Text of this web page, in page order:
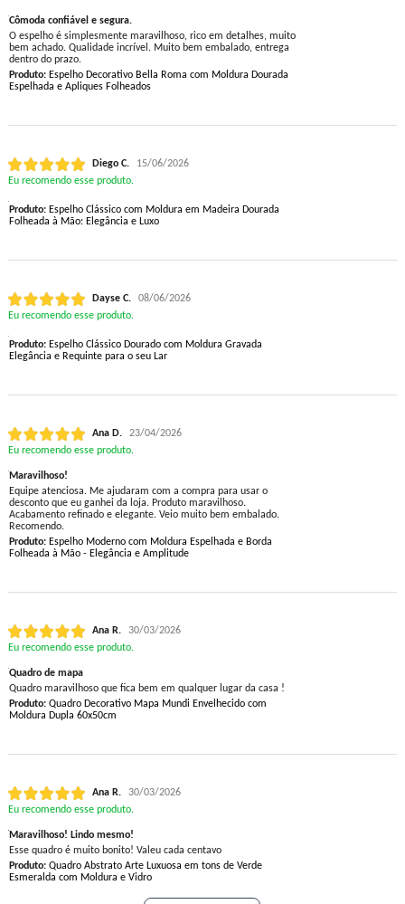
Cômoda confiável e segura.
O espelho é simplesmente maravilhoso, rico em detalhes, muito
bem achado. Qualidade incrível. Muito bem embalado, entrega
dentro do prazo.
Produto:Espelho Decorativo Bella Roma com Moldura Dourada
Espelhada e Apliques Folheados
Diego C.
15/06/2026
Eu recomendo esse produto.
Produto:Espelho Clássico com Moldura em Madeira Dourada
Folheada à Mão: Elegância e Luxo
Dayse C.
08/06/2026
Eu recomendo esse produto.
Produto:Espelho Clássico Dourado com Moldura Gravada
Elegância e Requinte para o seu Lar
Ana D.
23/04/2026
Eu recomendo esse produto.
Maravilhoso!
Equipe atenciosa. Me ajudaram com a compra para usar o
desconto que eu ganhei da loja. Produto maravilhoso.
Acabamento refinado e elegante. Veio muito bem embalado.
Recomendo.
Produto:Espelho Moderno com Moldura Espelhada e Borda
Folheada à Mão - Elegância e Amplitude
Ana R.
30/03/2026
Eu recomendo esse produto.
Quadro de mapa
Quadro maravilhoso que fica bem em qualquer lugar da casa !
Produto:Quadro Decorativo Mapa Mundi Envelhecido com
Moldura Dupla 60x50cm
Ana R.
30/03/2026
Eu recomendo esse produto.
Maravilhoso! Lindo mesmo!
Esse quadro é muito bonito! Valeu cada centavo
Produto:Quadro Abstrato Arte Luxuosa em tons de Verde
Esmeralda com Moldura e Vidro